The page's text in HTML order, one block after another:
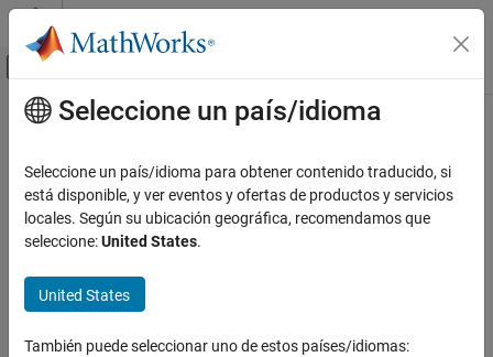
Saltar al contenido
Mostrar/ocultar menú de navegación
Inicio de Documentación
Contenido principal
¿Qué tan útil fue esta traducción?
Seleccione un país/idioma
Seleccione un país/idioma para obtener contenido traducido, si
está disponible, y ver eventos y ofertas de productos y servicios
locales. Según su ubicación geográfica, recomendamos que
seleccione:United States.
United States
También puede seleccionar uno de estos países/idiomas: